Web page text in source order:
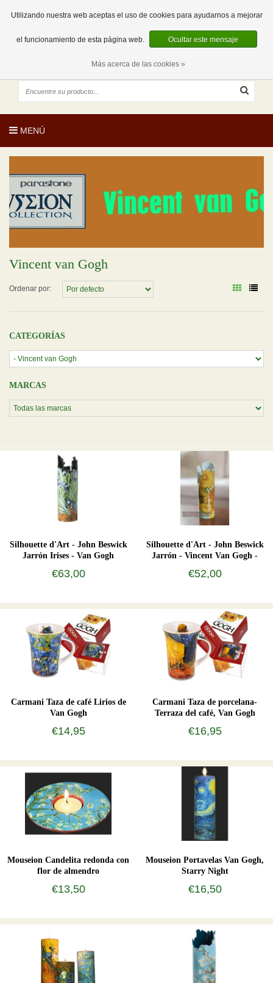
0 Artículos
ES
EUR
MENÚ
Vincent van Gogh
Ordenar por:
CATEGORÍAS
MARCAS
Silhouette d'Art - John Beswick
Jarrón Irises - Van Gogh
€63,00
Silhouette d'Art - John Beswick
Jarrón - Vincent Van Gogh -
€52,00
Carmani Taza de café Lirios de
Van Gogh
€14,95
Carmani Taza de porcelana-
Terraza del café, Van Gogh
€16,95
Mouseion Candelita redonda con
flor de almendro
€13,50
Mouseion Portavelas Van Gogh,
Starry Night
€16,50
Utilizando nuestra web aceptas el uso de cookies para ayudarnos a mejorar
el funcionamiento de esta página web. Ocultar este mensaje
Más acerca de las cookies »